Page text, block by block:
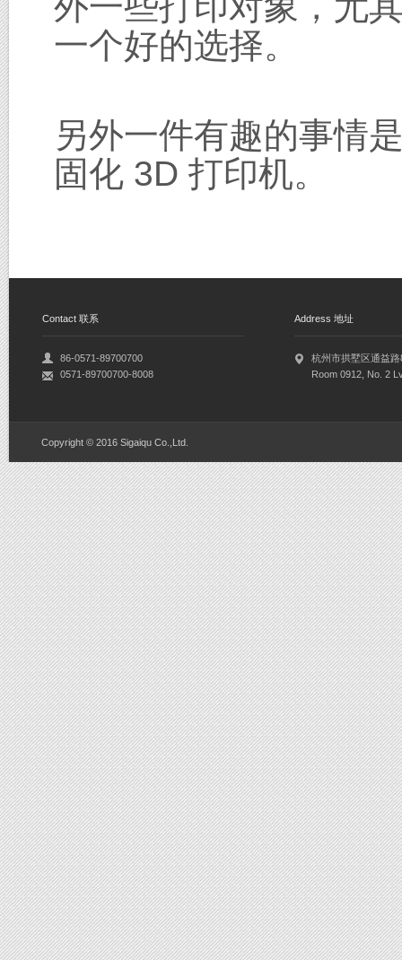
一个好的选择。
另外一件有趣的事情
固化 3D 打印机。
Contact 联系
86-0571-89700700
0571-89700700-8008
Address 地址
杭州市拱墅区通益
Room 0912, No. 2
Copyright © 2016 Sigaiqu Co.,Ltd.